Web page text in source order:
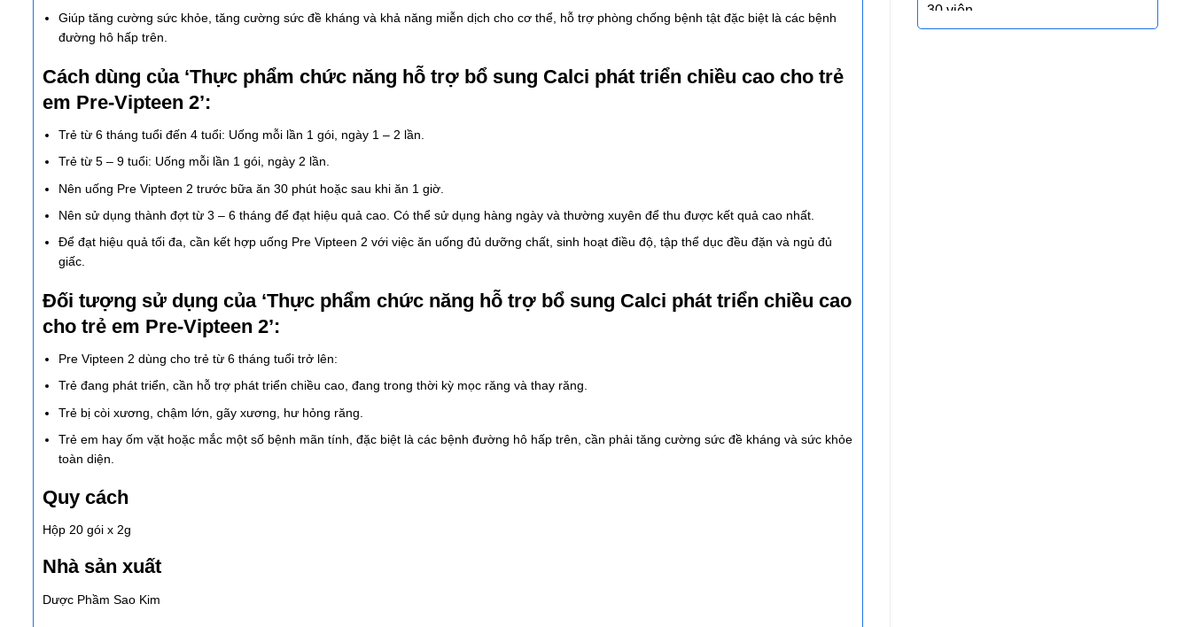
Giúp tăng cường sức khỏe, tăng cường sức đề kháng và khả năng miễn dịch cho cơ thể, hỗ trợ phòng chống bệnh tật đặc biệt là các bệnh
đường hô hấp trên.
Cách dùng của ‘Thực phẩm chức năng hỗ trợ bổ sung Calci phát triển chiều cao cho trẻ
em Pre-Vipteen 2’:
Trẻ từ 6 tháng tuổi đến 4 tuổi: Uống mỗi lần 1 gói, ngày 1 – 2 lần.
Trẻ từ 5 – 9 tuổi: Uống mỗi lần 1 gói, ngày 2 lần.
Nên uống Pre Vipteen 2 trước bữa ăn 30 phút hoặc sau khi ăn 1 giờ.
Nên sử dụng thành đợt từ 3 – 6 tháng để đạt hiệu quả cao. Có thể sử dụng hàng ngày và thường xuyên để thu được kết quả cao nhất.
Để đạt hiệu quả tối đa, cần kết hợp uống Pre Vipteen 2 với việc ăn uống đủ dưỡng chất, sinh hoạt điều độ, tập thể dục đều đặn và ngủ đủ
giấc.
Đối tượng sử dụng của ‘Thực phẩm chức năng hỗ trợ bổ sung Calci phát triển chiều cao
cho trẻ em Pre-Vipteen 2’:
Pre Vipteen 2 dùng cho trẻ từ 6 tháng tuổi trở lên:
Trẻ đang phát triển, cần hỗ trợ phát triển chiều cao, đang trong thời kỳ mọc răng và thay răng.
Trẻ bị còi xương, chậm lớn, gãy xương, hư hỏng răng.
Trẻ em hay ốm vặt hoặc mắc một số bệnh mãn tính, đặc biệt là các bệnh đường hô hấp trên, cần phải tăng cường sức đề kháng và sức khỏe
toàn diện.
Quy cách
Hộp 20 gói x 2g
Nhà sản xuất
Dược Phầm Sao Kim